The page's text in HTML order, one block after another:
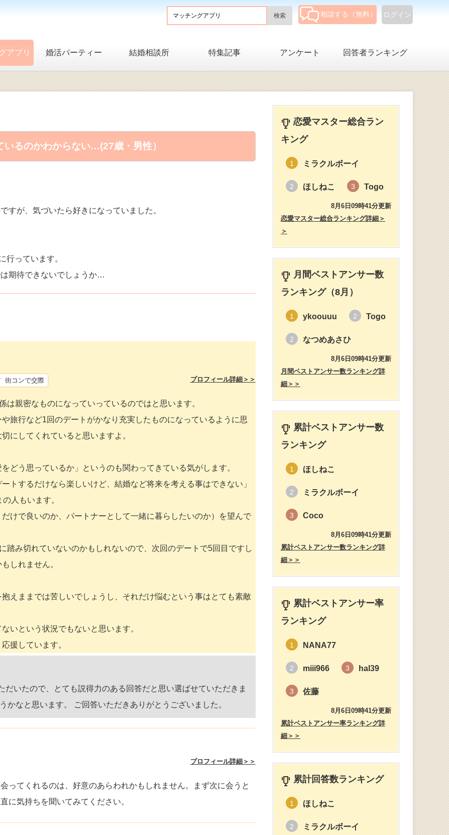
ログイン
相談する（無料）
アプリ 婚活パーティー 結婚相談所 特集記事 アンケート 回答者ランキング
るのかわからない…(27歳・男性）
すが、気づいたら好きになっていました。
行っています。
期待できないでしょうか…
街コンで交際 プロフィール詳細＞＞
は親密なものになっていっているのではと思います。
旅行など1回のデートがかなり充実したものになっているように思
にしてくれていると思いますよ。
どう思っているか」というのも関わってきている気がします。
トするだけなら楽しいけど、結婚など将来を考える事はできない」
人もいます。
けで良いのか、パートナーとして一緒に暮らしたいのか）を望んで
踏み切れていないのかもしれないので、次回のデートで5回目ですし
しれません。
えままでは苦しいでしょうし、それだけ悩むという事はとても素敵
いという状況でもないと思います。
援しています。
いたので、とても説得力のある回答だと思い選ばせていただきま
かなと思います。 ご回答いただきありがとうございました。
プロフィール詳細＞＞
ってくれるのは、好意のあらわれかもしれません。まず次に会うと
に気持ちを聞いてみてください。
恋愛マスター総合ラン
キング
1 ミラクルボーイ
2 ほしねこ 3 Togo
8月6日09時41分更新
恋愛マスター総合ランキング詳細＞
＞
月間ベストアンサー数
ランキング（8月）
1 ykoouuu 2 Togo
2 なつめあさひ
8月6日09時41分更新
月間ベストアンサー数ランキング詳
細＞＞
累計ベストアンサー数
ランキング
1 ほしねこ
2 ミラクルボーイ
3 Coco
8月6日09時41分更新
累計ベストアンサー数ランキング詳
細＞＞
累計ベストアンサー率
ランキング
1 NANA77
2 miii966 3 hal39
3 佐藤
8月6日09時41分更新
累計ベストアンサー率ランキング詳
細＞＞
累計回答数ランキング
1 ほしねこ
2 ミラクルボーイ